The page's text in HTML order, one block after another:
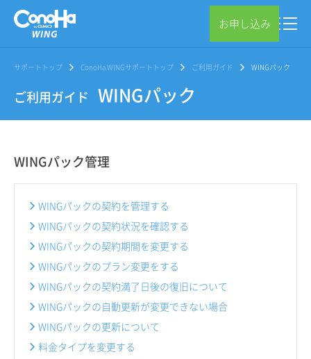
お申し込み
サポートトップ ConoHa WINGサポートトップ ご利用ガイド WINGパック
ご利用ガイド WINGパック
WINGパック管理
WINGパックの契約を管理する
WINGパックの契約状況を確認する
WINGパックの契約期間を変更する
WINGパックのプラン変更をする
WINGパックの契約満了日後の復旧について
WINGパックの自動更新が変更できない場合
WINGパックの更新について
料金タイプを変更する